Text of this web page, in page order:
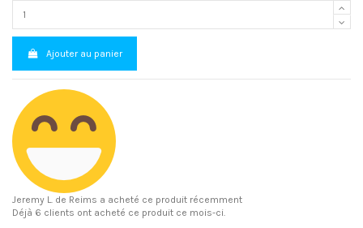
Ajouter au panier
Jeremy L. de Reims a acheté ce produit récemment
Déjà 6 clients ont acheté ce produit ce mois-ci.